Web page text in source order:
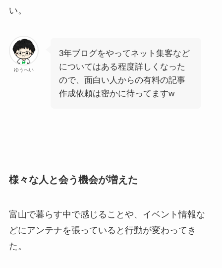
い。
ゆうへい
3年ブログをやってネット集客など
についてはある程度詳しくなった
ので、面白い人からの有料の記事
作成依頼は密かに待ってますw
様々な人と会う機会が増えた
富山で暮らす中で感じることや、イベント情報な
どにアンテナを張っていると行動が変わってき
た。